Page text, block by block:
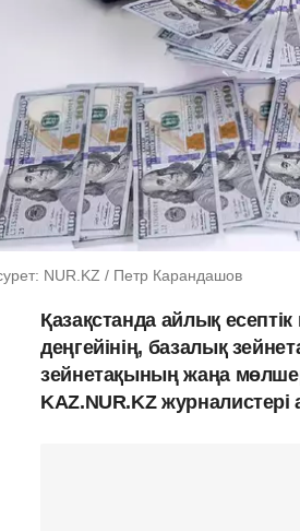
NUR.KZ / Петр Карандашов
Қазақстанда айлық есептік
деңгейінің, базалық
зейнетақының жаңа
KAZ.NUR.KZ